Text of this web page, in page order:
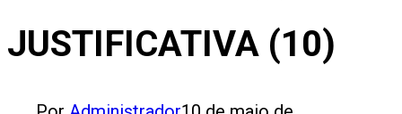
JUSTIFICATIVA (10)